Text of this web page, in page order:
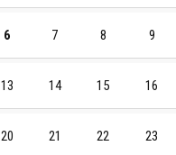
6 7 8 9
13 14 15 16
20 21 22 23